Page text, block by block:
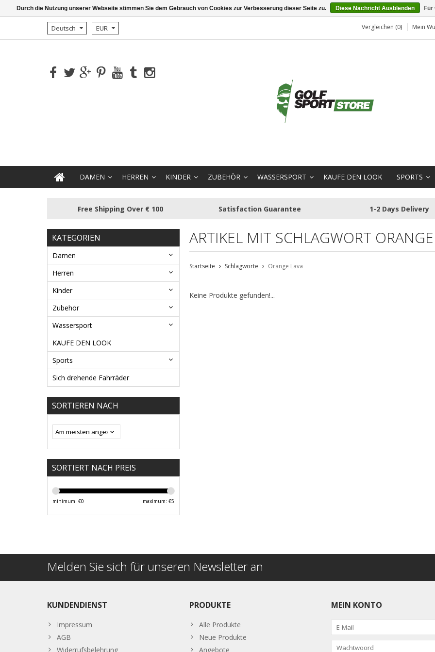
Deutsch EUR Vergleichen (0) Mein
DAMEN HERREN KINDER ZUBEHÖR WASSERSPORT KAUFE DEN LOOK SPORTS
Free Shipping Over € 100 Satisfaction Guarantee 1-2 Days Delivery
KATEGORIEN
Damen
Herren
Kinder
Zubehör
Wassersport
KAUFE DEN LOOK
Sports
Sich drehende Fahrräder
SORTIEREN NACH
SORTIERT NACH PREIS
minimum: €0 maximum: €5
ARTIKEL MIT SCHLAGWORT
Startseite Schlagworte Orange Lava
Keine Produkte gefunden!...
Melden Sie sich für unseren Newsletter an
KUNDENDIENST
Impressum
AGB
Widerrufsbelehrung
PRODUKTE
Alle Produkte
Neue Produkte
Angebote
MEIN KONTO
Durch die Nutzung unserer Webseite stimmen Sie dem Gebrauch von Cookies zur Verbesserung dieser Seite zu. Diese Nachricht Ausblenden